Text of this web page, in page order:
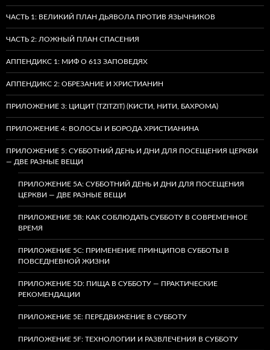
ЧАСТЬ 1: ВЕЛИКИЙ ПЛАН ДЬЯВОЛА ПРОТИВ ЯЗЫЧНИКОВ
ЧАСТЬ 2: ЛОЖНЫЙ ПЛАН СПАСЕНИЯ
АППЕНДИКС 1: МИФ О 613 ЗАПОВЕДЯХ
АППЕНДИКС 2: ОБРЕЗАНИЕ И ХРИСТИАНИН
ПРИЛОЖЕНИЕ 3: ЦИЦИТ (TZITZIT) (КИСТИ, НИТИ, БАХРОМА)
ПРИЛОЖЕНИЕ 4: ВОЛОСЫ И БОРОДА ХРИСТИАНИНА
ПРИЛОЖЕНИЕ 5: СУББОТНИЙ ДЕНЬ И ДНИ ДЛЯ ПОСЕЩЕНИЯ ЦЕРКВИ
— ДВЕ РАЗНЫЕ ВЕЩИ
ПРИЛОЖЕНИЕ 5A: СУББОТНИЙ ДЕНЬ И ДНИ ДЛЯ ПОСЕЩЕНИЯ
ЦЕРКВИ — ДВЕ РАЗНЫЕ ВЕЩИ
ПРИЛОЖЕНИЕ 5B: КАК СОБЛЮДАТЬ СУББОТУ В СОВРЕМЕННОЕ
ВРЕМЯ
ПРИЛОЖЕНИЕ 5C: ПРИМЕНЕНИЕ ПРИНЦИПОВ СУББОТЫ В
ПОВСЕДНЕВНОЙ ЖИЗНИ
ПРИЛОЖЕНИЕ 5D: ПИЩА В СУББОТУ — ПРАКТИЧЕСКИЕ
РЕКОМЕНДАЦИИ
ПРИЛОЖЕНИЕ 5E: ПЕРЕДВИЖЕНИЕ В СУББОТУ
ПРИЛОЖЕНИЕ 5F: ТЕХНОЛОГИИ И РАЗВЛЕЧЕНИЯ В СУББОТУ